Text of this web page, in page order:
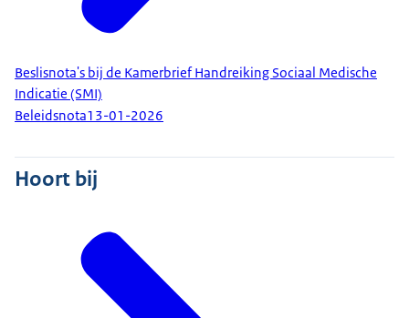
Beslisnota's bij de Kamerbrief Handreiking Sociaal Medische
Indicatie (SMI)
Beleidsnota13-01-2026
Hoort bij